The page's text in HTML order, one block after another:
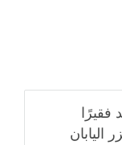
فقيرًا